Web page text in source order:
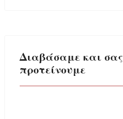
Διαβάσαμε και σας
προτείνουμε